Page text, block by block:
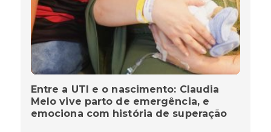
Entre a UTI e o nascimento: Claudia
Melo vive parto de emergência, e
emociona com história de superação